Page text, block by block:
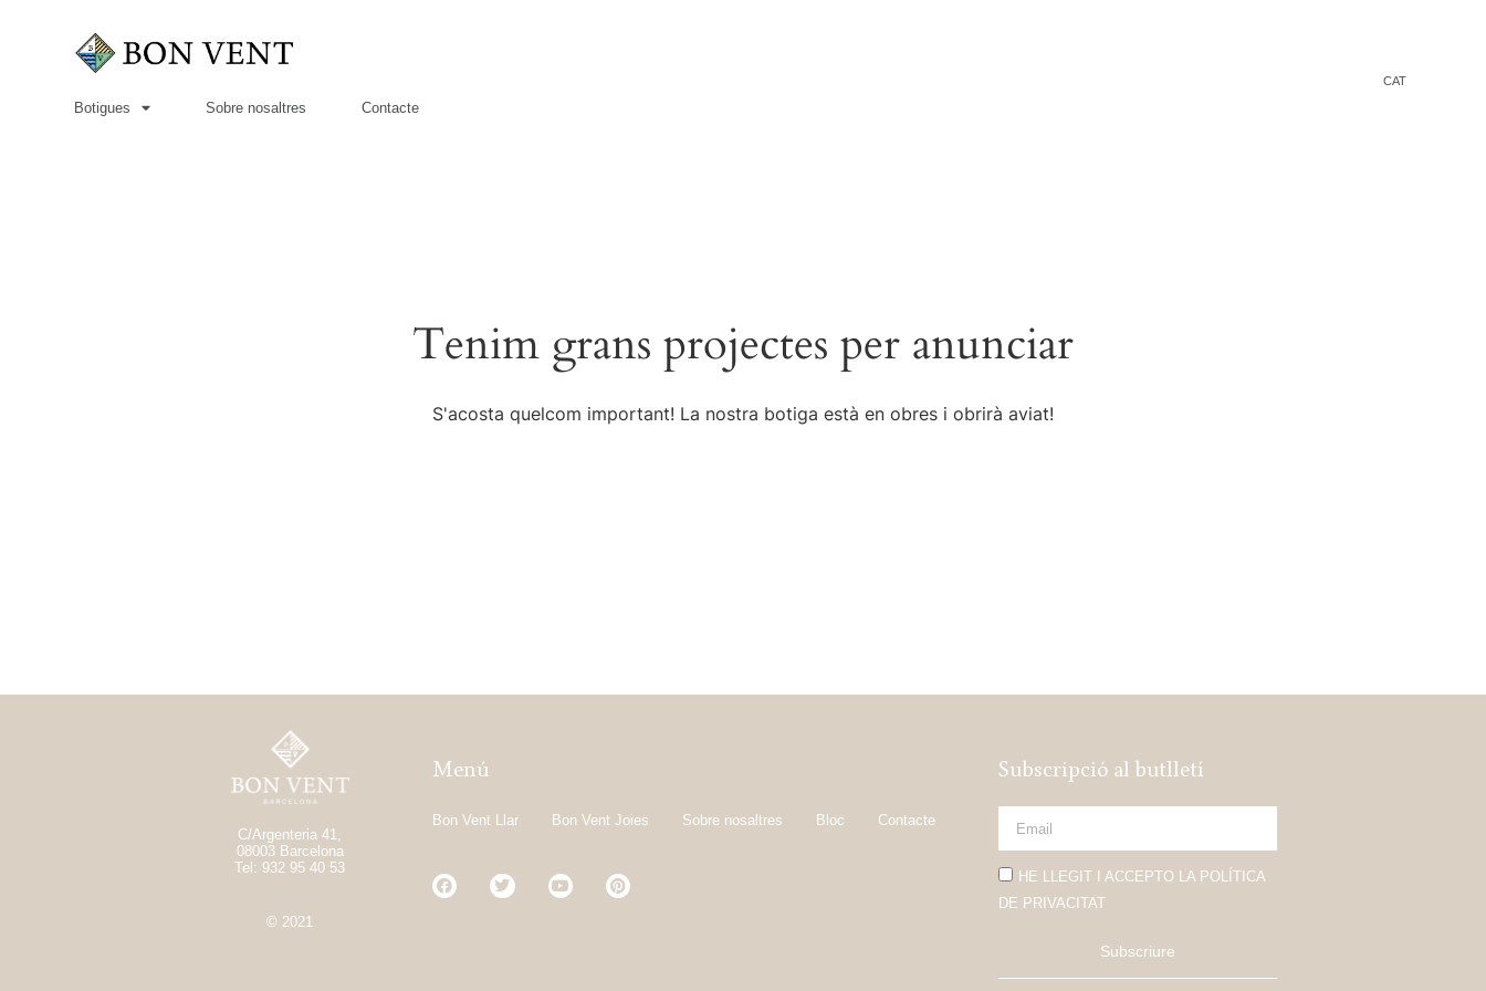
Botigues Sobre nosaltres Contacte
CAT
Tenim grans projectes per anunciar
S'acosta quelcom important! La nostra botiga està en obres i obrirà aviat!
C/Argenteria 41,
08003 Barcelona
Tel: 932 95 40 53
© 2021
Menú
Bon Vent Llar Bon Vent Joies Sobre nosaltres Bloc Contacte
Subscripció al butlletí
HE LLEGIT I ACCEPTO LA POLÍTICA
DE PRIVACITAT
Subscriure